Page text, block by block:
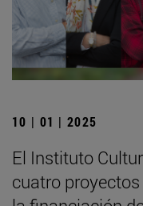
10 | 01 | 2025
El Instituto
cuatro